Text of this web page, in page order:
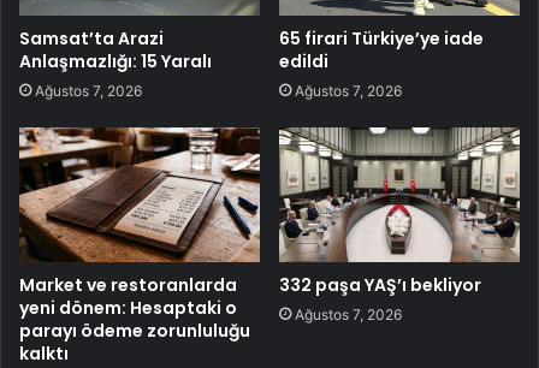
Samsat’ta Arazi
Anlaşmazlığı: 15 Yaralı
Ağustos 7, 2026
65 firari Türkiye’ye iade
edildi
Ağustos 7, 2026
Market ve restoranlarda
yeni dönem: Hesaptaki o
parayı ödeme zorunluluğu
kalktı
332 paşa YAŞ’ı bekliyor
Ağustos 7, 2026